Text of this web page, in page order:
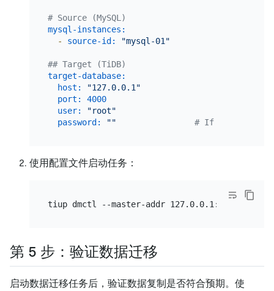
# Source (MySQL)
mysql-instances:
-
source-id: "mysql-01"
## Target (TiDB)
target-database:
host:
"127.0.0.1"
port:
4000
user:
"root"
password:
"" # If the
使用配置文件启动任务：
第 5 步：验证数据迁移
启动数据迁移任务后，验证数据复制是否符合预期。使